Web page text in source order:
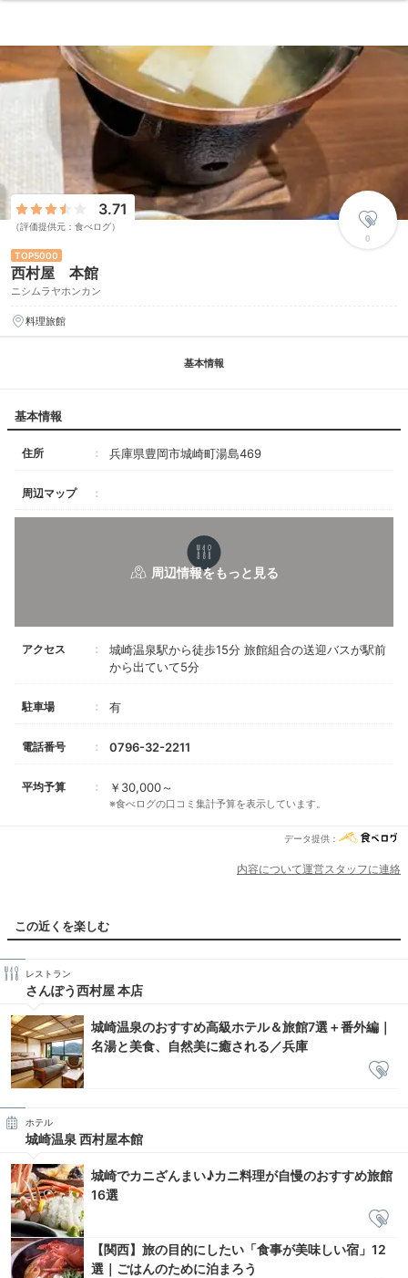
5000
西村屋 本館
ニシムラヤホンカン
3.71
（評価提供元：食べログ）
0
料理旅館
基本情報
基本情報
住所 兵庫県豊岡市城崎町湯島469
周辺マップ
アクセス
城崎温泉駅から徒歩15分 旅館組合の送迎バスが駅前
から出ていて5分
駐車場 有
電話番号 0796-32-2211
平均予算 ￥30,000～
※食べログの口コミ集計予算を表示しています。
データ提供：
内容について運営スタッフに連絡
この近くを楽しむ
レストラン
さんぽう西村屋 本店
城崎温泉のおすすめ高級ホテル＆旅館7選＋番外編｜
名湯と美食、自然美に癒される／兵庫
ホテル
城崎温泉 西村屋本館
城崎でカニざんまい♪カニ料理が自慢のおすすめ旅館
16選
【関西】旅の目的にしたい「食事が美味しい宿」12
選｜ごはんのために泊まろう